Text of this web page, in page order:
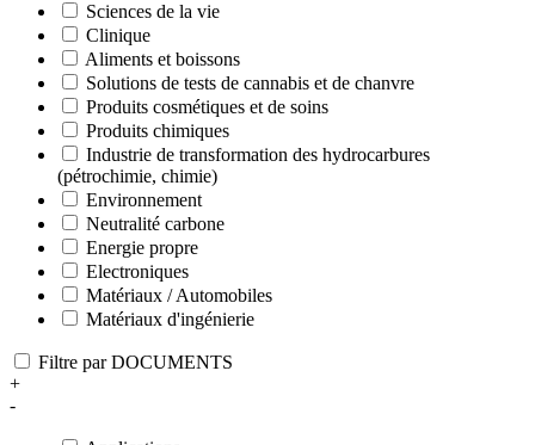
Sciences de la vie
Clinique
Aliments et boissons
Solutions de tests de cannabis et de chanvre
Produits cosmétiques et de soins
Produits chimiques
Industrie de transformation des hydrocarbures
(pétrochimie, chimie)
Environnement
Neutralité carbone
Energie propre
Electroniques
Matériaux / Automobiles
Matériaux d'ingénierie
Filtre par DOCUMENTS
+
-